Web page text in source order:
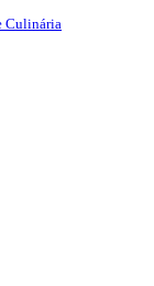
Culinária